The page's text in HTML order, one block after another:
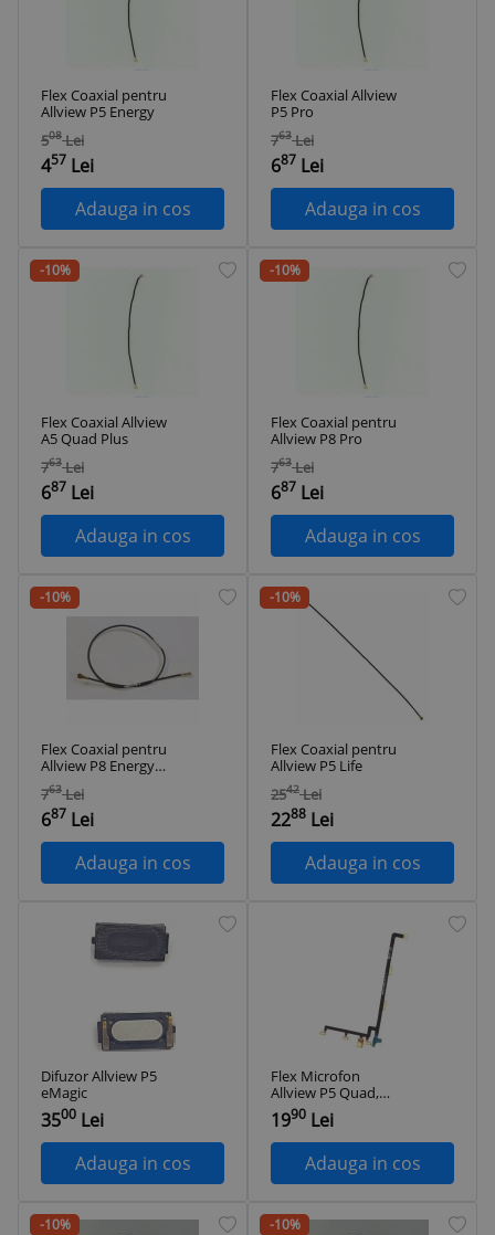
Flex Coaxial pentru
Allview P5 Energy
508 Lei
457 Lei
Adauga in cos
Flex Coaxial Allview
P5 Pro
763 Lei
687 Lei
Adauga in cos
-10%
Flex Coaxial Allview
A5 Quad Plus
763 Lei
687 Lei
Adauga in cos
-10%
Flex Coaxial pentru
Allview P8 Pro
763 Lei
687 Lei
Adauga in cos
-10%
Flex Coaxial pentru
Allview P8 Energy
pro
763 Lei
687 Lei
Adauga in cos
-10%
Flex Coaxial pentru
Allview P5 Life
2542 Lei
2288 Lei
Adauga in cos
Difuzor Allview P5
eMagic
3500 Lei
Adauga in cos
Flex Microfon
Allview P5 Quad,
OEM
1990 Lei
Adauga in cos
-10% -10%